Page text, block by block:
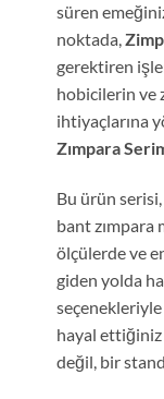
süren
noktada,
gerektiren
hobicilerin ve
ihtiyaçlarına
Zımpara
Bu ürün
bant zımpara
ölçülerde ve
giden yolda
hayal ettiğiniz
değil, bir